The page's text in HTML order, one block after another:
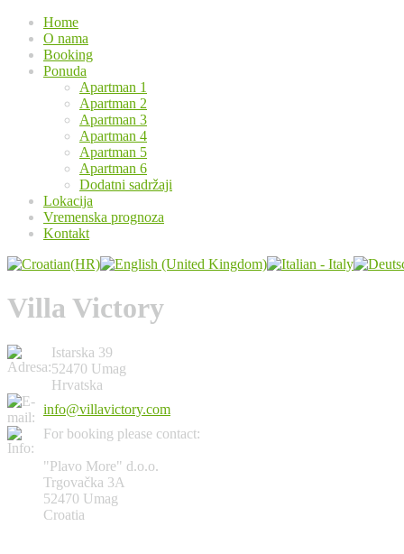
Home
O nama
Booking
Ponuda
Apartman 1
Apartman 2
Apartman 3
Apartman 4
Apartman 5
Apartman 6
Dodatni sadržaji
Lokacija
Vremenska prognoza
Kontakt
Villa Victory
Istarska 39
52470 Umag
Hrvatska
info@villavictory.com
For booking please contact:
"Plavo More" d.o.o.
Trgovačka 3A
52470 Umag
Croatia